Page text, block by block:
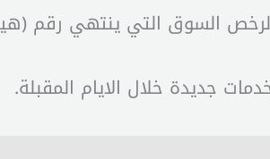
السوق التي ينتهي رقم
جديدة خلال الايام المقبلة.